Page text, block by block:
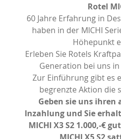
Rotel
60 Jahre Erfahrung in
haben in der MICHI
Höhepunkt
Erleben Sie Rotels
Generation bei uns
Zur Einführung gibt es
begrenzte Aktion die
Geben sie uns ihren
Inzahlung und Sie
MICHI X3 S2 1.000,-€
MICHI X5 S2